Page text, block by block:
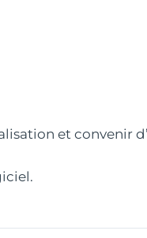
et convenir